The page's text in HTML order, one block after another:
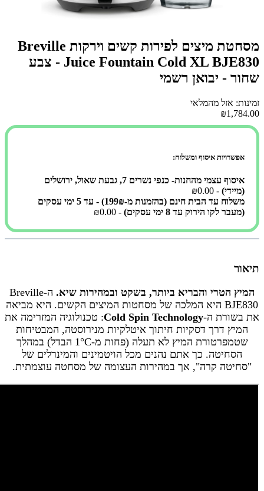
מסחטת מיצים לפירות קשים וירקות Breville
Juice Fountain Cold XL BJE830 - צבע
שחור - יבואן רשמי
זמינות: אזל מהמלאי
₪1,784.00
אפשרויות איסוף ומשלוח:
איסוף עצמי מהחנות- כנפי נשרים 7, גבעת שאול, ירושלים
(מיידי) - ₪0.00
משלוח עד הבית חינם (בהזמנות מ-199₪) - עד 5 ימי עסקים
(מעבר לקו הירוק עד 8 ימי עסקים)
- ₪0.00
תיאור
המיץ הטרי והבריא ביותר, בשקט ובמהירות שיא.
ה-Breville
BJE830 היא המלכה של מסחטות המיצים הקשים. היא מביאה
את בשורת ה-Cold Spin Technology: טכנולוגיה המזרימה את
המיץ דרך דסקיות חיתוך איטלקיות מנירוסטה, המבטיחות
שטמפרטורת המיץ לא תעלה (פחות מ-1°C הבדל) במהלך
הסחיטה. כך אתם נהנים מכל הויטמינים והמינרלים של
"סחיטה קרה", אך במהירות העצומה של מסחטה עוצמתית.